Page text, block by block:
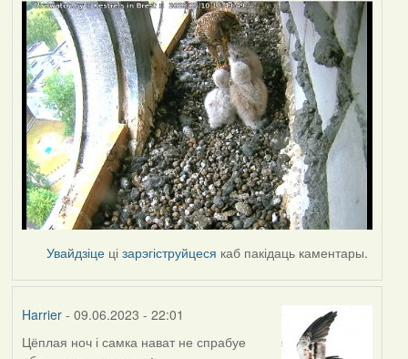
Увайдзіце цізарэгіструйцеся каб пакідаць каментары.
Harrier- 09.06.2023 - 22:01
Цёплая ноч і самка нават не спрабуе